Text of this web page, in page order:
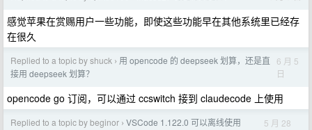
感觉苹果在赏赐用户一些功能，即使这些功能早在其他系统里已经存
在很久
Replied to a topic by shuck › 用 opencode 的 deepseek 划算，还是直
接用 deepseek 划算？
6 月 5
日
opencode go 订阅，可以通过 ccswitch 接到 claudecode 上使用
Replied to a topic by beginor › VSCode 1.122.0 可以离线使用
5 月 28